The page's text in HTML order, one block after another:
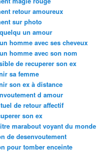
retour amoureux
sur photo
un amour
homme avec ses cheveux
homme avec son nom
de recuperer son ex
sa femme
son ex à distance
d amour
de retour affectif
son ex
marabout voyant du monde
de desenvoutement
pour tomber enceinte